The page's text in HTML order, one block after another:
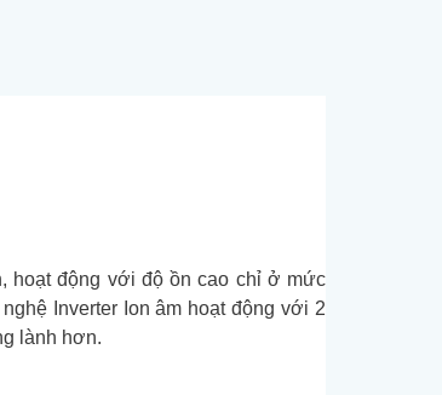
hoạt động với độ ồn cao chỉ ở mức
Inverter Ion âm hoạt động với 2
lành hơn.